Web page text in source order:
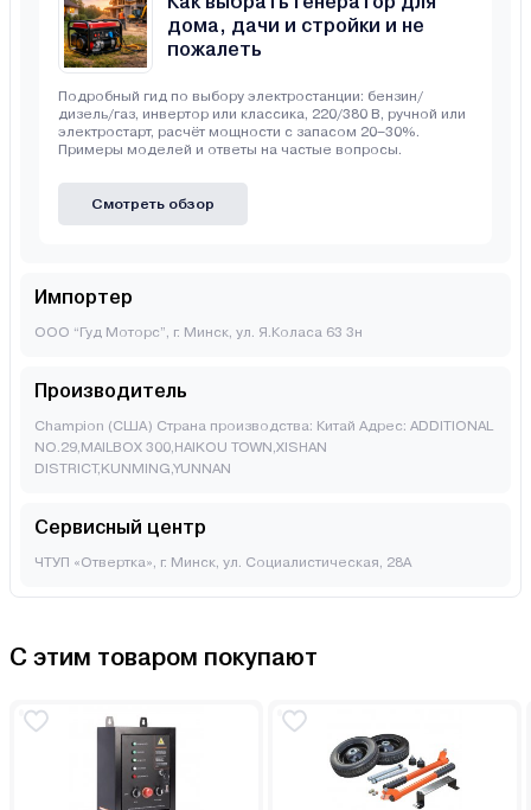
дома, дачи и стройки и не
пожалеть
Подробный гид по выбору электростанции: бензин/
дизель/газ, инвертор или классика, 220/380 В, ручной или
электростарт, расчёт мощности с запасом 20–30%.
Примеры моделей и ответы на частые вопросы.
Смотреть обзор
Импортер
ООО “Гуд Моторс”, г. Минск, ул. Я.Коласа 63 3н
Производитель
Champion (США) Страна производства: Китай Адрес: ADDITIONAL
NO.29,MAILBOX 300,HAIKOU TOWN,XISHAN
DISTRICT,KUNMING,YUNNAN
Сервисный центр
ЧТУП «Отвертка», г. Минск, ул. Социалистическая, 28А
С этим товаром покупают